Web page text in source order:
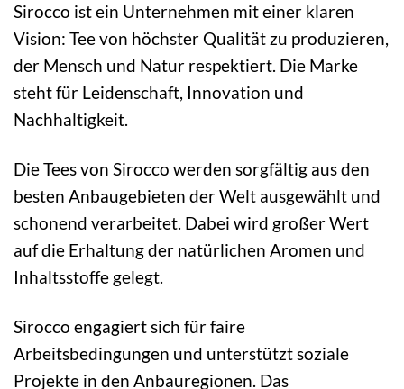
Sirocco ist ein Unternehmen mit einer klaren
Vision: Tee von höchster Qualität zu produzieren,
der Mensch und Natur respektiert. Die Marke
steht für Leidenschaft, Innovation und
Nachhaltigkeit.
Die Tees von Sirocco werden sorgfältig aus den
besten Anbaugebieten der Welt ausgewählt und
schonend verarbeitet. Dabei wird großer Wert
auf die Erhaltung der natürlichen Aromen und
Inhaltsstoffe gelegt.
Sirocco engagiert sich für faire
Arbeitsbedingungen und unterstützt soziale
Projekte in den Anbauregionen. Das